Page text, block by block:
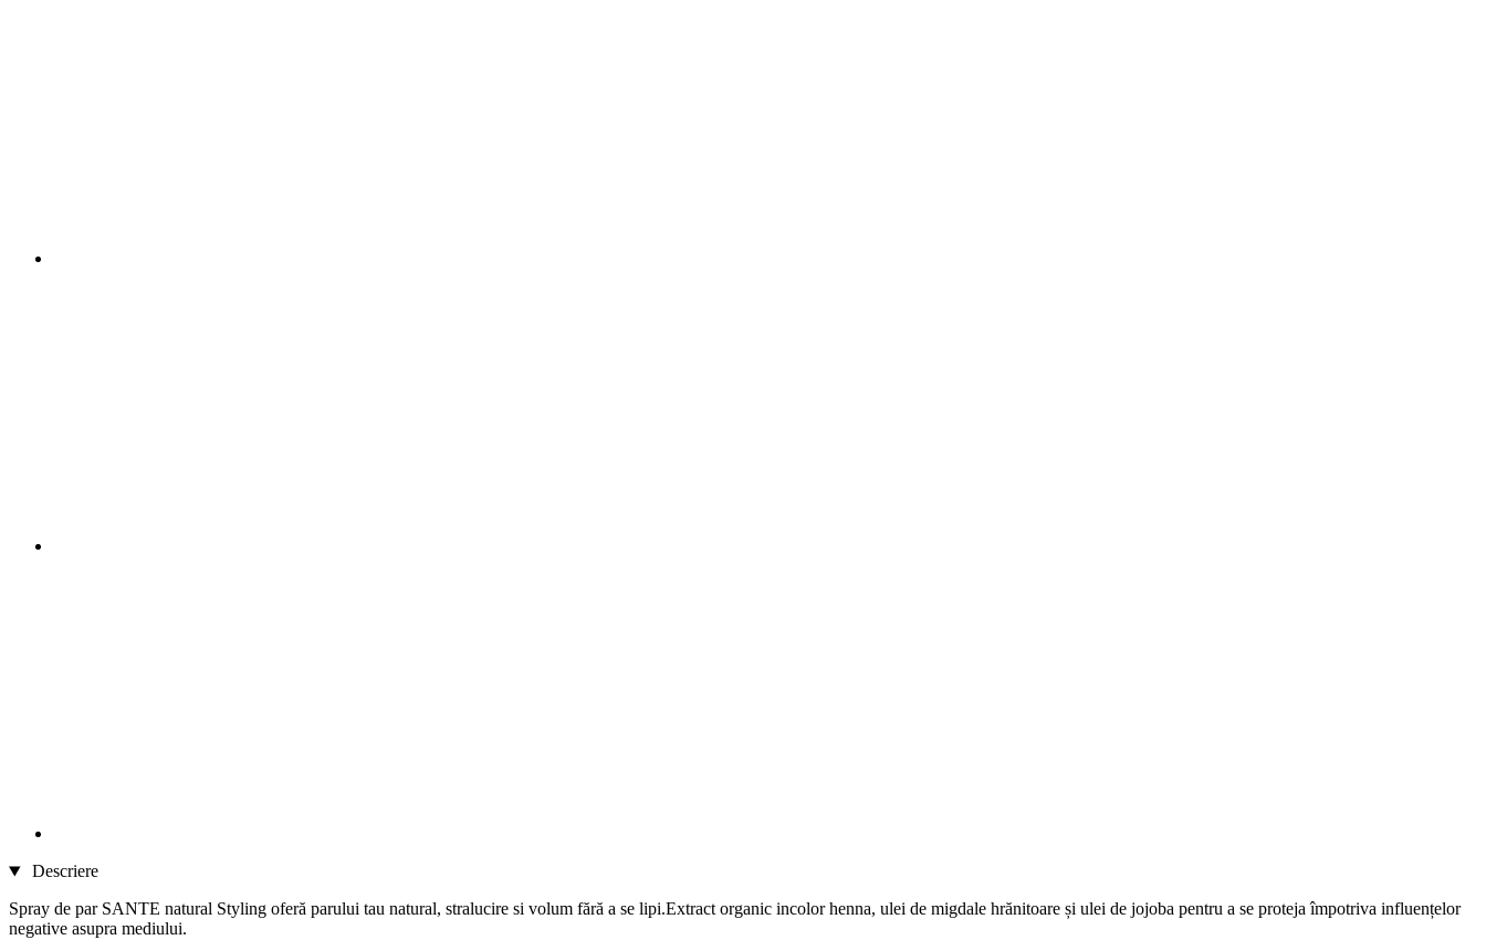
Descriere
Spray de par SANTE natural Styling oferă parului tau natural, stralucire si volum fără a se lipi.Extract organic incolor henna, ulei de migdale hrănitoare și ulei de jojoba pentru a se proteja împotriva influențelor
negative asupra mediului.